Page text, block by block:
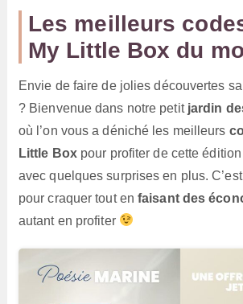
Les meilleurs
My Little Box du
Envie de faire de jolies découvertes
? Bienvenue dans notre petit jardin
où l’on vous a déniché les meilleurs
Little Boxpour profiter de cette
avec quelques surprises en plus.
pour craquer tout enfaisant des
autant en profiter